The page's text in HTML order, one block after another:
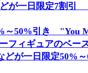
が一日限定7割引
～50%引き "You
フィギュアのベー
どが一日限定50%